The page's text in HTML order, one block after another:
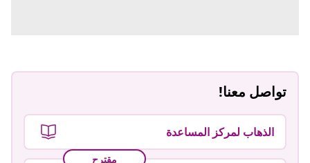
تواصل معنا!
الذهاب لمركز المساعدة
مقترح